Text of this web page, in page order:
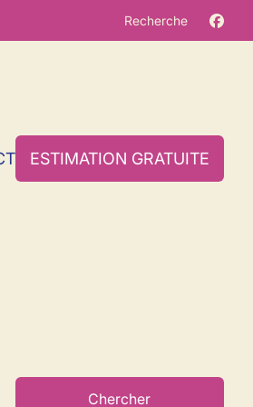
Recherche
ESTIMATION GRATUITE
Chercher